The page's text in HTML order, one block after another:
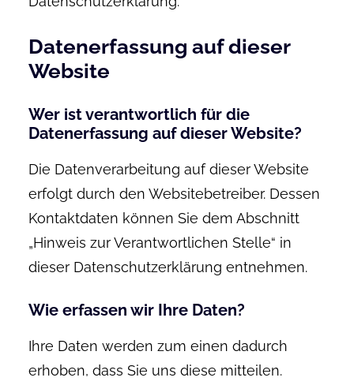
Datenerfassung auf dieser
Website
Wer ist verantwortlich für die
Datenerfassung auf dieser Website?
Die Datenverarbeitung auf dieser Website
erfolgt durch den Websitebetreiber. Dessen
Kontaktdaten können Sie dem Abschnitt
„Hinweis zur Verantwortlichen Stelle“ in
dieser Datenschutzerklärung entnehmen.
Wie erfassen wir Ihre Daten?
Ihre Daten werden zum einen dadurch
erhoben, dass Sie uns diese mitteilen.